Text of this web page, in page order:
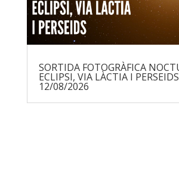
SORTIDA FOTOGRÀFICA
ECLIPSI, VIA LÀCTIA I
12/08/2026